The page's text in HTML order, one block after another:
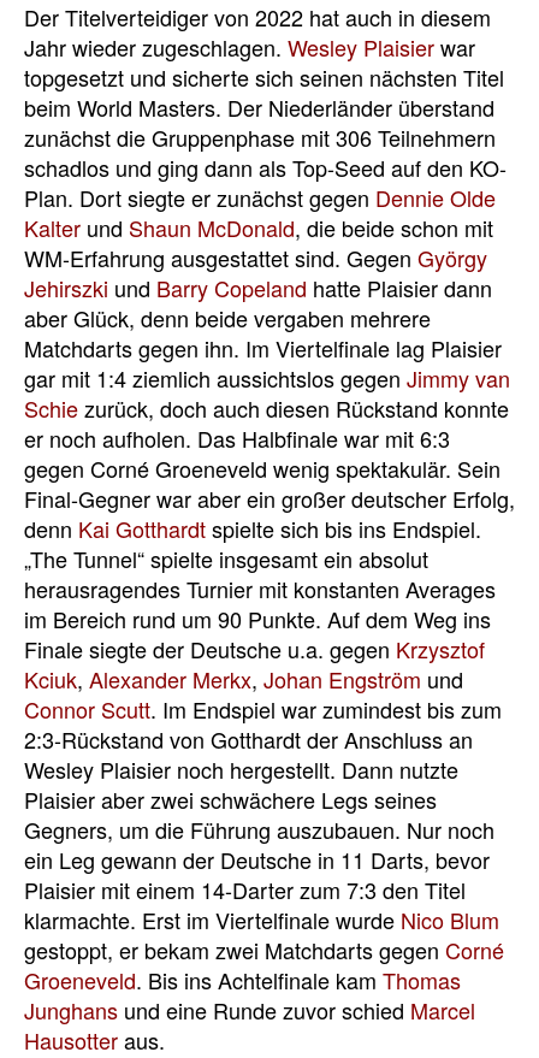
Der Titelverteidiger von 2022 hat auch in diesem
Jahr wieder zugeschlagen. Wesley Plaisierwar
topgesetzt und sicherte sich seinen nächsten Titel
beim World Masters. Der Niederländer überstand
zunächst die Gruppenphase mit 306 Teilnehmern
schadlos und ging dann als Top-Seed auf den KO-
Plan. Dort siegte er zunächst gegen Dennie Olde
Kalter und Shaun McDonald, die beide schon mit
WM-Erfahrung ausgestattet sind. Gegen György
Jehirszki und Barry Copeland hatte Plaisier dann
aber Glück, denn beide vergaben mehrere
Matchdarts gegen ihn. Im Viertelfinale lag Plaisier
gar mit 1:4 ziemlich aussichtslos gegen Jimmy van
Schiezurück, doch auch diesen Rückstand konnte
er noch aufholen. Das Halbfinale war mit 6:3
gegen Corné Groeneveld wenig spektakulär. Sein
Final-Gegner war aber ein großer deutscher Erfolg,
denn Kai Gotthardtspielte sich bis ins Endspiel.
„The Tunnel“ spielte insgesamt ein absolut
herausragendes Turnier mit konstanten Averages
im Bereich rund um 90 Punkte. Auf dem Weg ins
Finale siegte der Deutsche u.a. gegen Krzysztof
Kciuk, Alexander Merkx, Johan Engström und
Connor Scutt. Im Endspiel war zumindest bis zum
2:3-Rückstand von Gotthardt der Anschluss an
Wesley Plaisier noch hergestellt. Dann nutzte
Plaisier aber zwei schwächere Legs seines
Gegners, um die Führung auszubauen. Nur noch
ein Leg gewann der Deutsche in 11 Darts, bevor
Plaisier mit einem 14-Darter zum 7:3 den Titel
klarmachte. Erst im Viertelfinale wurde Nico Blum
gestoppt, er bekam zwei Matchdarts gegen Corné
Groeneveld. Bis ins Achtelfinale kam Thomas
Junghans und eine Runde zuvor schied Marcel
Hausotteraus.